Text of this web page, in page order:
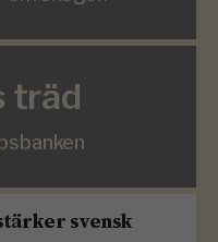
träd
svensk